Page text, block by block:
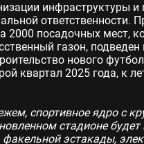
инфраструктуры и
посадочных мест,
газон,
нового
квартал 2025 года, к
спортивное ядро
стадионе будет
эстакады,